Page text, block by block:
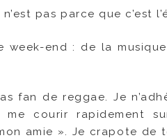
pas parce que c’est
week-end : de la
fan de reggae. Je
me courir rapidement
amie ». Je crapote